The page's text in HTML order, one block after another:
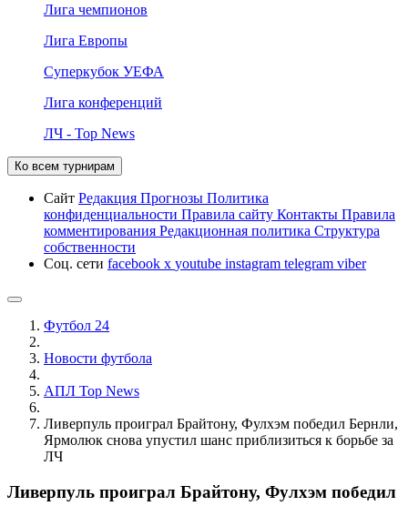
Лига чемпионов
Лига Европы
Суперкубок УЕФА
Лига конференций
ЛЧ - Top News
Ко всем турнирам
Сайт Редакция Прогнозы Политика
конфиденциальности Правила сайту Контакты Правила
комментирования Редакционная политика Структура
собственности
Соц. сети facebook x youtube instagram telegram viber
Футбол 24
Новости футбола
АПЛ Top News
Ливерпуль проиграл Брайтону, Фулхэм победил Бернли,
Ярмолюк снова упустил шанс приблизиться к борьбе за
ЛЧ
Ливерпуль проиграл Брайтону, Фулхэм победил